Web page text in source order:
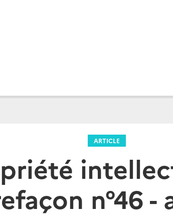
ARTICLE
n°46 -